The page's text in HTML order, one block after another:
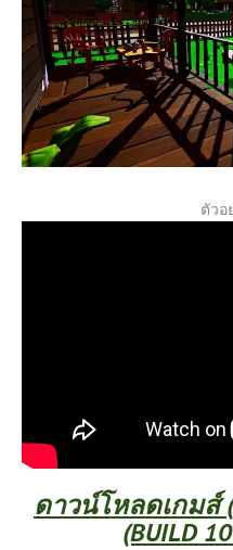
ตัวอ
ดาวน์โหลดเกมส์
(BUILD